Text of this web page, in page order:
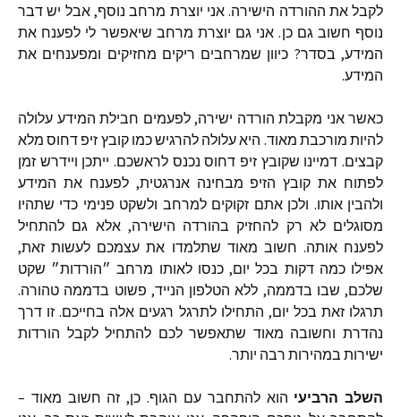
לקבל את ההורדה הישירה.אני יוצרת מרחב נוסף,אבל יש דבר
נוסף חשוב גם כן. אני גם יוצרת מרחב שיאפשר לי לפענח את
המידע, בסדר? כיוון שמרחבים ריקים מחזיקים ומפענחים את
המידע.
כאשר אני מקבלת הורדה ישירה,לפעמים חבילת המידע עלולה
להיות מורכבת מאוד. היאעלולה להרגישכמו קובץ זיפ דחוס מלא
קבצים. דמיינו שקובץ זיפ דחוס נכנס לראשכם. ייתכן ויידרש זמן
לפתוח את קובץ הזיפ מבחינה אנרגטית,לפענח את המידע
ולהבין אותו. ולכן אתם זקוקים למרחב ולשקט פנימי כדי שתהיו
מסוגלים לא רק להחזיק בהורדה הישירה,אלא גם להתחיל
לפענח אותה. חשוב מאוד שתלמדו את עצמכם לעשות זאת,
אפילו כמה דקות בכל יום,כנסו לאותו מרחב ״הורדות״ שקט
שלכם, שבו בדממה, ללא הטלפון הנייד, פשוט בדממה טהורה.
תרגלו זאת בכל יום, התחילו לתרגל רגעים אלה בחייכם. זו דרך
נהדרת וחשובה מאוד שתאפשר לכם להתחיל לקבל הורדות
ישירות במהירות רבה יותר.
השלב הרביעי הוא להתחבר עם הגוף. כן, זה חשוב מאוד –